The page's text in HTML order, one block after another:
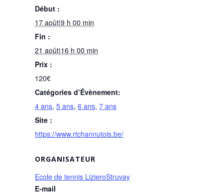
Début :
17 août|9 h 00 min
Fin :
21 août|16 h 00 min
Prix :
120€
Catégories d’Évènement:
4 ans, 5 ans, 6 ans, 7 ans
Site :
https://www.rtchannutois.be/
ORGANISATEUR
Ecole de tennis LizieroStruvay
E-mail